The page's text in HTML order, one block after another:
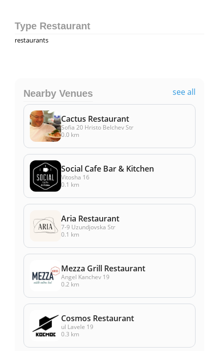
Type Restaurant
restaurants
Nearby Venues see all
Cactus Restaurant
Sofia 20 Hristo Belchev Str
0.0 km
Social Cafe Bar & Kitchen
Vitosha 16
0.1 km
Aria Restaurant
7-9 Uzundjovska Str
0.1 km
Mezza Grill Restaurant
Angel Kanchev 19
0.2 km
Cosmos Restaurant
ul Lavele 19
0.3 km